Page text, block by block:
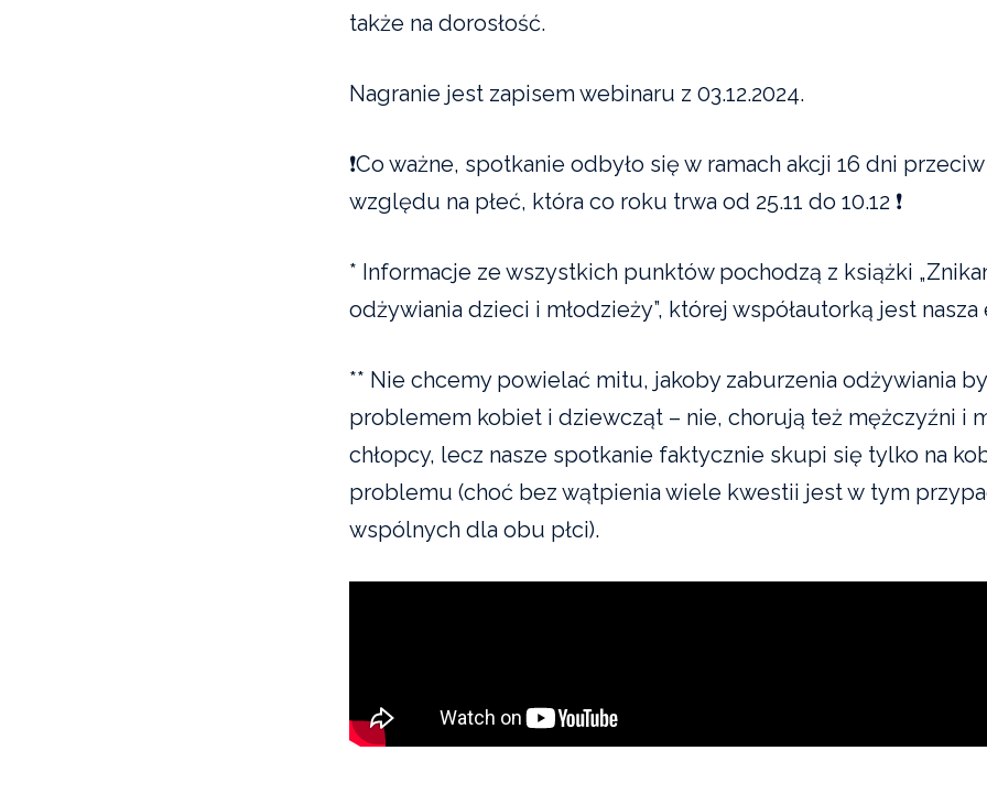
także na dorosłość.
Nagranie jest zapisem webinaru z 03.12.2024.
❗️Co ważne, spotkanie odbyło się w ramach akcji 16 dni
względu na płeć, która co roku trwa od 25.11 do 10.12 ❗️
* Informacje ze wszystkich punktów pochodzą z książki
odżywiania dzieci i młodzieży”, której współautorką jest
** Nie chcemy powielać mitu, jakoby zaburzenia odżywiania
problemem kobiet i dziewcząt – nie, chorują też mężczyźni i
chłopcy, lecz nasze spotkanie faktycznie skupi się tylko na
problemu (choć bez wątpienia wiele kwestii jest w tym
wspólnych dla obu płci).